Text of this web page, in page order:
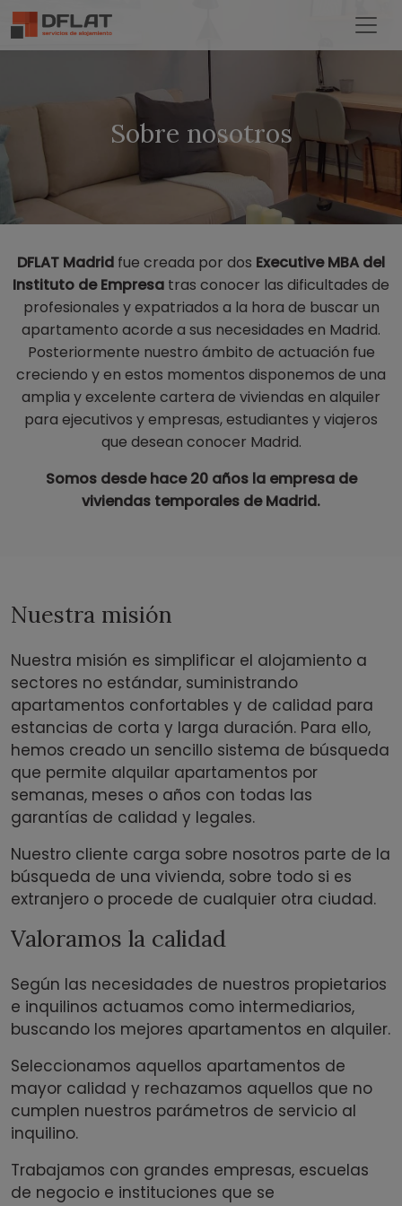
Sobre nosotros
DFLAT Madrid fue creada por dos Executive MBA del
Instituto de Empresa tras conocer las dificultades de
profesionales y expatriados a la hora de buscar un
apartamento acorde a sus necesidades en Madrid.
Posteriormente nuestro ámbito de actuación fue
creciendo y en estos momentos disponemos de una
amplia y excelente cartera de viviendas en alquiler
para ejecutivos y empresas, estudiantes y viajeros
que desean conocer Madrid.
Somos desde hace 20 años la empresa de
viviendas temporales de Madrid.
Nuestra misión
Nuestra misión es simplificar el alojamiento a
sectores no estándar, suministrando
apartamentos confortables y de calidad para
estancias de corta y larga duración. Para ello,
hemos creado un sencillo sistema de búsqueda
que permite alquilar apartamentos por
semanas, meses o años con todas las
garantías de calidad y legales.
Nuestro cliente carga sobre nosotros parte de la
búsqueda de una vivienda, sobre todo si es
extranjero o procede de cualquier otra ciudad.
Valoramos la calidad
Según las necesidades de nuestros propietarios
e inquilinos actuamos como intermediarios,
buscando los mejores apartamentos en alquiler.
Seleccionamos aquellos apartamentos de
mayor calidad y rechazamos aquellos que no
cumplen nuestros parámetros de servicio al
inquilino.
Trabajamos con grandes empresas, escuelas
de negocio e instituciones que se